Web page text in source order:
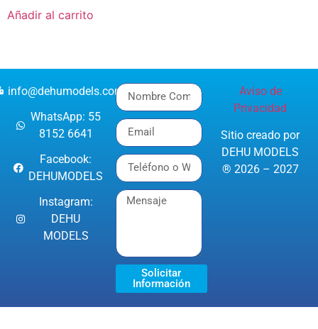
Añadir al carrito
info@dehumodels.com
WhatsApp: 55
8152 6641
Facebook:
DEHUMODELS
Instagram:
DEHU
MODELS
Solicitar
Información
Aviso de
Privacidad
Sitio creado por
DEHU MODELS
® 2026 – 2027